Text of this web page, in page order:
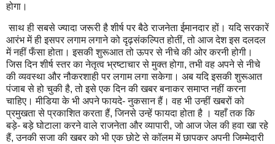
होगा।
साथ ही सबसे ज्यादा जरूरी है शीर्ष पर बैठे राजनेता ईमानदार हों। यदि सरकारें
आरंभ में ही इसपर लगाम लगाने को दृढ़संकल्पित होतीं,तो आज देश इस दलदल
में नहीं फँसा होता। इसकी शुरूआत तो ऊपर से नीचे की ओर करनी होगी।
जिस दिन शीर्ष स्तर का नेतृत्व भ्रष्टाचार से मुक्त होगा,तभी वह अपने से नीचे
की व्यवस्था और नौकरशाही पर लगाम लगा सकेगा। अब यदि इसकी शुरूआत
पंजाब से हो चुकी है,तो इसे एक दिन की खबर बनाकर समाप्त नहीं करना
चाहिए। मीडिया के भी अपने फायदे- नुकसान हैं। वह भी उन्हीं खबरों को
प्रमुखता से प्रकाशित करता हैं,जिनसे उन्हें फायदा होता है । यहाँ तक कि
बड़े- बड़े घोटाला करने वाले राजनेता और व्यापारी,जो आज जेल की हवा खा रहे
हैं,उनकी सजा की खबर को भी एक छोटे से कॉलम में छापकर अपनी जिम्मेदारी